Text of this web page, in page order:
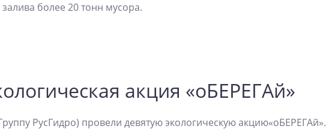
более 20 тонн мусора.
акция «оБЕРЕГАй»
РусГидро) провели девятую экологическую акцию«оБЕРЕГАй».